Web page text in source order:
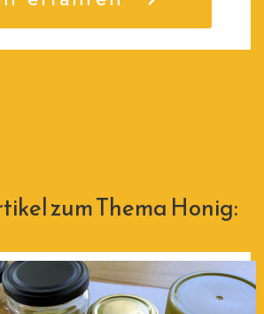
zum Thema Honig: